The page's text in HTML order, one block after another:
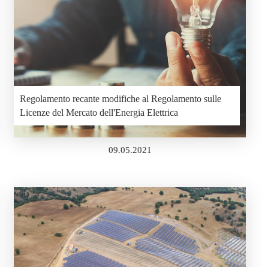
Regolamento recante modifiche al Regolamento sulle
Licenze del Mercato dell'Energia Elettrica
09.05.2021